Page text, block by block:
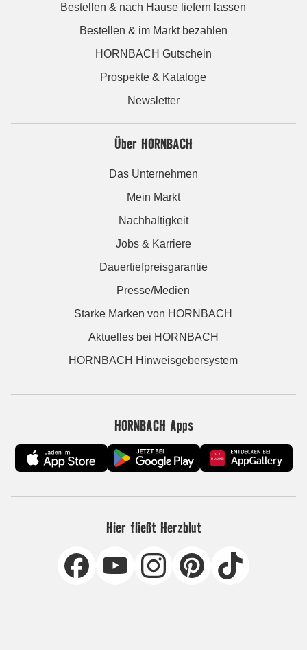
Bestellen & nach Hause liefern lassen
Bestellen & im Markt bezahlen
HORNBACH Gutschein
Prospekte & Kataloge
Newsletter
Über HORNBACH
Das Unternehmen
Mein Markt
Nachhaltigkeit
Jobs & Karriere
Dauertiefpreisgarantie
Presse/Medien
Starke Marken von HORNBACH
Aktuelles bei HORNBACH
HORNBACH Hinweisgebersystem
HORNBACH Apps
Hier fließt Herzblut